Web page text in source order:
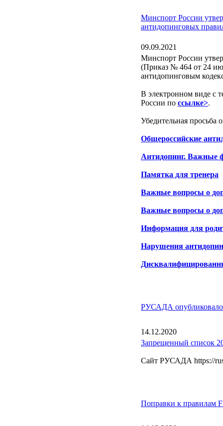
Минспорт России
антидопинговых
09.09.2021
Минспорт России
(Приказ № 464 от 24
антидопинговым
В электронном виде с
России по ссылке>.
Убедительная просьба
Общероссийские
Антидопинг. Важные
Памятка для тренера
Важные вопросы о
Важные вопросы о
Информация для
Нарушения
Д
РУСАДА опубликовало
14.12.2020
Запрещенный список
Сайт РУСАДА https://
Поправки к правилам